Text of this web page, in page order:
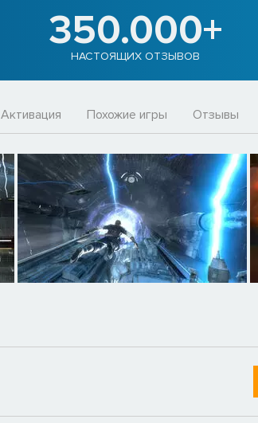
350.000+
НАСТОЯЩИХ ОТЗЫВОВ
Активация Похожие игры Отзывы